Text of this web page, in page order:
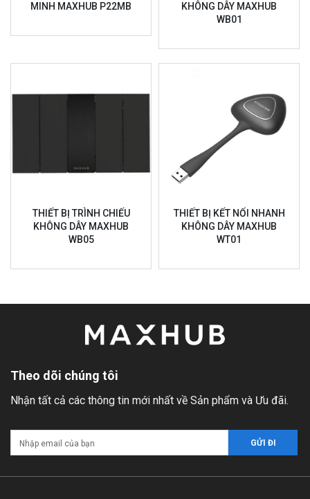
MINH MAXHUB P22MB
KHÔNG DÂY MAXHUB
WB01
THIẾT BỊ TRÌNH CHIẾU
KHÔNG DÂY MAXHUB
WB05
THIẾT BỊ KẾT NỐI NHANH
KHÔNG DÂY MAXHUB
WT01
Theo dõi chúng tôi
Nhận tất cả các thông tin mới nhất về Sản phẩm và Ưu đãi.